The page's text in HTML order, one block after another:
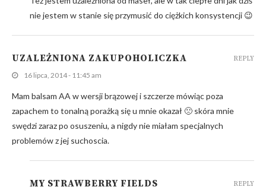
nie jestem w stanie się przymusić do ciężkich konsystencji 😉
UZALEŻNIONA ZAKUPOHOLICZKA
16 lipca, 2014 - 11:45 am
Mam balsam AA w wersji brązowej i szczerze mówiąc poza
zapachem to tonalną porażką się u mnie okazał 🙁 skóra mnie
swędzi zaraz po osuszeniu, a nigdy nie miałam specjalnych
problemów z jej suchoscia.
REPLY
MY STRAWBERRY FIELDS REPLY